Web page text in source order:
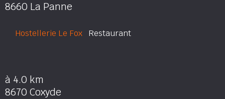
8660 La Panne
Hostellerie Le Fox Restaurant
à 4.0 km
8670 Coxyde